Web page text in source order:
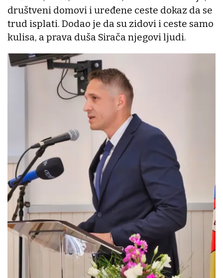
društveni domovi i uređene ceste dokaz da se
trud isplati. Dodao je da su zidovi i ceste samo
kulisa, a prava duša Sirača njegovi ljudi.